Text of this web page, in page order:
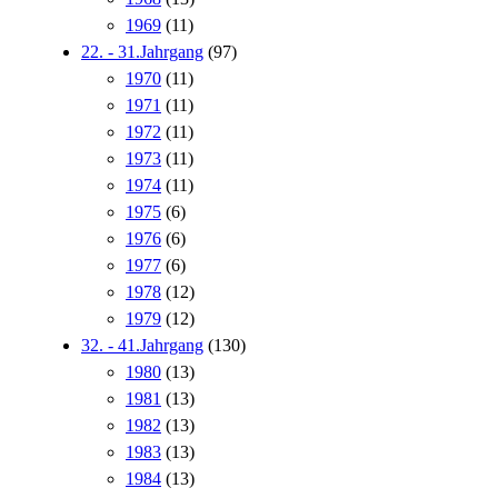
1969 (11)
22. - 31.Jahrgang (97)
1970 (11)
1971 (11)
1972 (11)
1973 (11)
1974 (11)
1975 (6)
1976 (6)
1977 (6)
1978 (12)
1979 (12)
32. - 41.Jahrgang (130)
1980 (13)
1981 (13)
1982 (13)
1983 (13)
1984 (13)